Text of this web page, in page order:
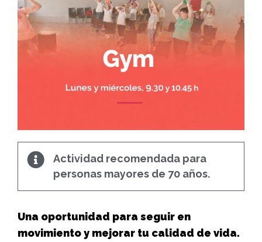
Actividad recomendada para
personas mayores de 70 años.
Una oportunidad para seguir en
movimiento y mejorar tu calidad de vida.